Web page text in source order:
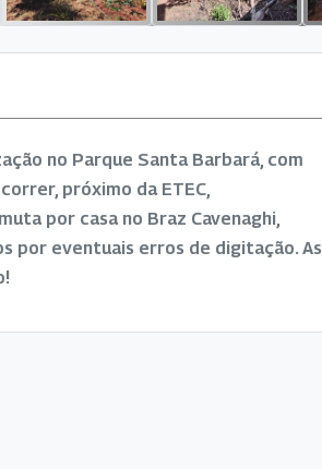
no Parque Santa Barbará, com
próximo da ETEC,
por casa no Braz Cavenaghi,
por eventuais erros de digitação. As